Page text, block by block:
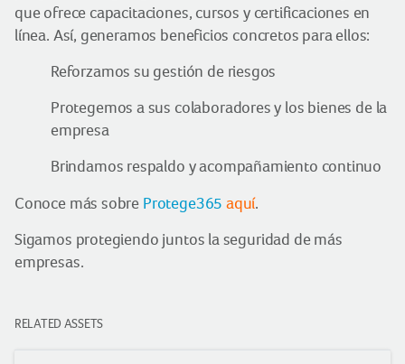
que ofrece capacitaciones, cursos y certificaciones en
línea. Así, generamos beneficios concretos para ellos:
Reforzamos su gestión de riesgos
Protegemos a sus colaboradores y los bienes de la
empresa
Brindamos respaldo y acompañamiento continuo
Conoce más sobre Protege365 aquí.
Sigamos protegiendo juntos la seguridad de más
empresas.
RELATED ASSETS